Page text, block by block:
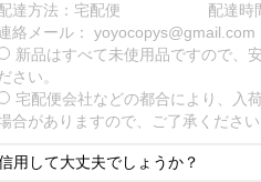
達方法：宅配便
配達時
絡メール： yoyocopys@gmail.com
新品はすべて未使用品ですので、
さい。
宅配便会社などの都合により、入
合がありますので、ご了承ください
用して大丈夫でしょうか？